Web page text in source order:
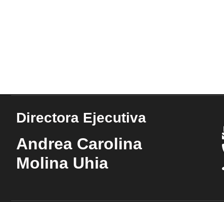
Directora Ejecutiva
Andrea Carolina
Molina Uhia